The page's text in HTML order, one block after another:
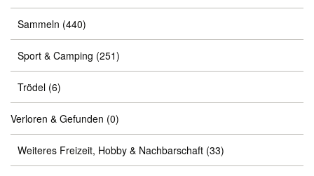
Sammeln (440)
Sport & Camping (251)
Trödel (6)
Verloren & Gefunden (0)
Weiteres Freizeit, Hobby & Nachbarschaft (33)